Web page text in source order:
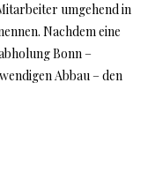
umgehend in
Nachdem eine
Bonn –
Abbau – den